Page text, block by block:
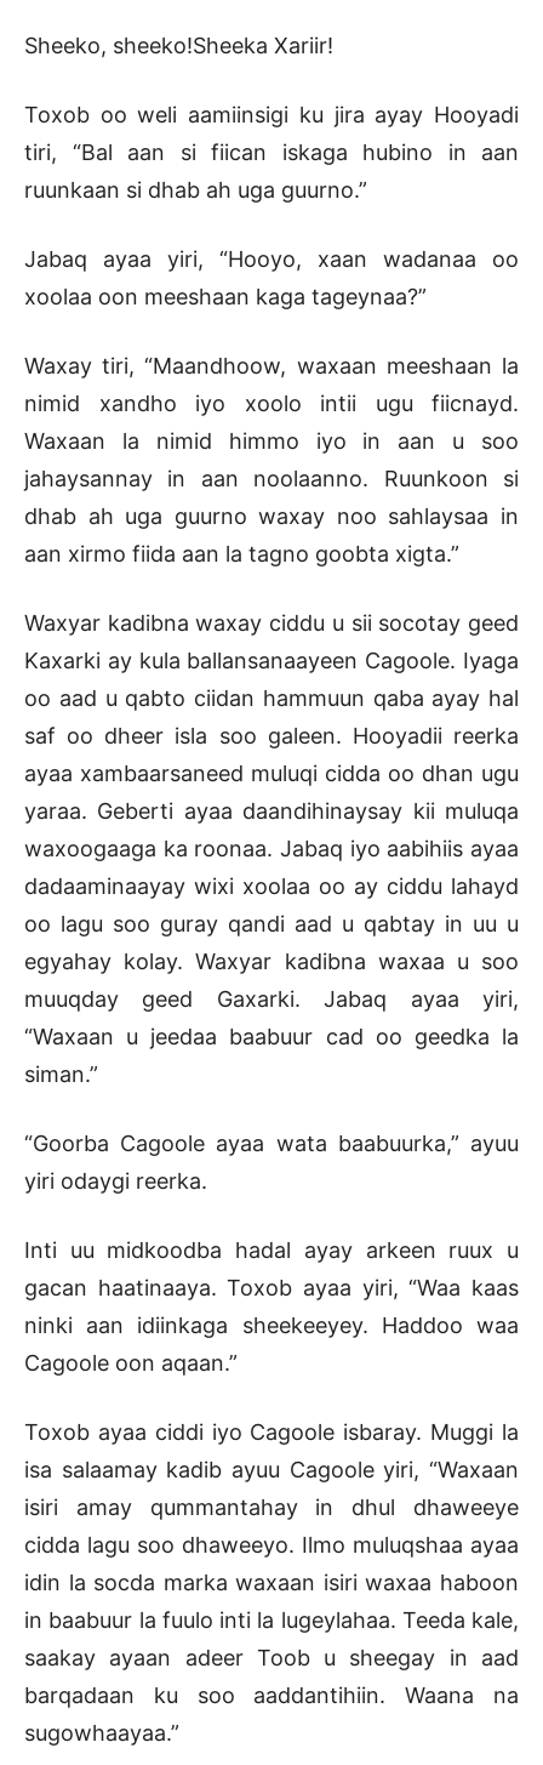
Sheeko, sheeko!Sheeka Xariir!
Toxob oo weli aamiinsigi ku jira ayay Hooyadi
tiri, “Bal aan si fiican iskaga hubino in aan
ruunkaan si dhab ah uga guurno.”
Jabaq ayaa yiri, “Hooyo, xaan wadanaa oo
xoolaa oon meeshaan kaga tageynaa?”
Waxay tiri, “Maandhoow, waxaan meeshaan la
nimid xandho iyo xoolo intii ugu fiicnayd.
Waxaan la nimid himmo iyo in aan u soo
jahaysannay in aan noolaanno. Ruunkoon si
dhab ah uga guurno waxay noo sahlaysaa in
aan xirmo fiida aan la tagno goobta xigta.”
Waxyar kadibna waxay ciddu u sii socotay geed
Kaxarki ay kula ballansanaayeen Cagoole. Iyaga
oo aad u qabto ciidan hammuun qaba ayay hal
saf oo dheer isla soo galeen. Hooyadii reerka
ayaa xambaarsaneed muluqi cidda oo dhan ugu
yaraa. Geberti ayaa daandihinaysay kii muluqa
waxoogaaga ka roonaa. Jabaq iyo aabihiis ayaa
dadaaminaayay wixi xoolaa oo ay ciddu lahayd
oo lagu soo guray qandi aad u qabtay in uu u
egyahay kolay. Waxyar kadibna waxaa u soo
muuqday geed Gaxarki. Jabaq ayaa yiri,
“Waxaan u jeedaa baabuur cad oo geedka la
siman.”
“Goorba Cagoole ayaa wata baabuurka,” ayuu
yiri odaygi reerka.
Inti uu midkoodba hadal ayay arkeen ruux u
gacan haatinaaya. Toxob ayaa yiri, “Waa kaas
ninki aan idiinkaga sheekeeyey. Haddoo waa
Cagoole oon aqaan.”
Toxob ayaa ciddi iyo Cagoole isbaray. Muggi la
isa salaamay kadib ayuu Cagoole yiri, “Waxaan
isiri amay qummantahay in dhul dhaweeye
cidda lagu soo dhaweeyo. Ilmo muluqshaa ayaa
idin la socda marka waxaan isiri waxaa haboon
in baabuur la fuulo inti la lugeylahaa. Teeda kale,
saakay ayaan adeer Toob u sheegay in aad
barqadaan ku soo aaddantihiin. Waana na
sugowhaayaa.”